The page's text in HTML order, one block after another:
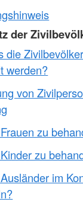
der
die
werden?
von
zu
zu
im